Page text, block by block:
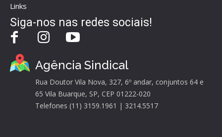
Links
Siga-nos nas redes sociais!
Agência Sindical
Rua Doutor Vila Nova, 327, 6º andar, conjuntos 64 e
65 Vila Buarque, SP, CEP 01222-020
Telefones (11) 3159.1961 | 3214.5517